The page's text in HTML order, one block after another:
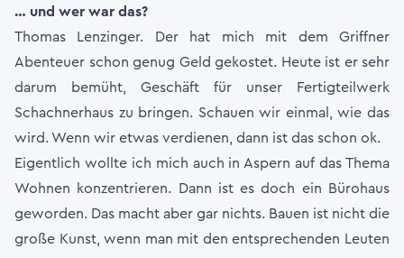
… und wer war das?
Thomas Lenzinger. Der hat mich mit dem Griffner
Abenteuer schon genug Geld gekostet. Heute ist er sehr
darum bemüht, Geschäft für unser Fertigteilwerk
Schachnerhaus zu bringen. Schauen wir einmal, wie das
wird. Wenn wir etwas verdienen, dann ist das schon ok.
Eigentlich wollte ich mich auch in Aspern auf das Thema
Wohnen konzentrieren. Dann ist es doch ein Bürohaus
geworden. Das macht aber gar nichts. Bauen ist nicht die
große Kunst, wenn man mit den entsprechenden Leuten